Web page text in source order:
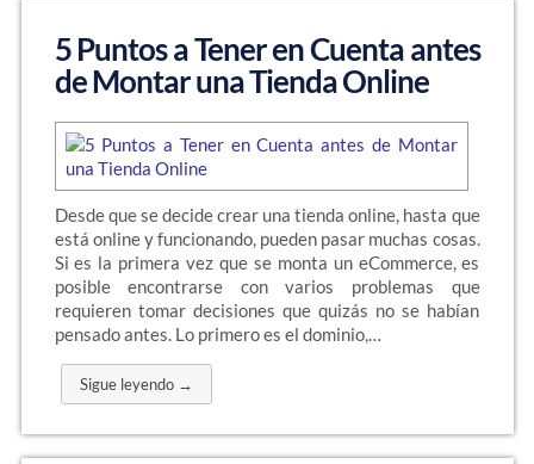
5 Puntos a Tener en Cuenta antes
de Montar una Tienda Online
Desde que se decide crear una tienda online, hasta que
está online y funcionando, pueden pasar muchas cosas.
Si es la primera vez que se monta un eCommerce, es
posible encontrarse con varios problemas que
requieren tomar decisiones que quizás no se habían
pensado antes. Lo primero es el dominio,…
Sigue leyendo →